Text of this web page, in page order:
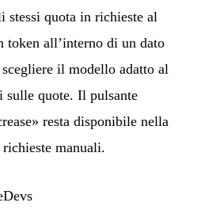
quota in richieste al
token all’interno di un dato
il modello adatto al
sulle quote. Il pulsante
resta disponibile nella
manuali.